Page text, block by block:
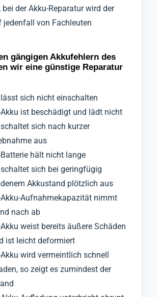
der Akku-Reparatur wird der
jedenfall von Fachleuten
gängigen Akkufehlern des
wir eine günstige Reparatur
sich nicht einschalten
ist beschädigt und lädt nicht
sich nach kurzer
aus
hält nicht lange
sich bei geringfügig
Akkustand plötzlich aus
Aufnahmekapazität nimmt
nach ab
weist bereits äußere Schäden
ist leicht deformiert
wird vermeintlich schnell
so zeigt es zumindest der